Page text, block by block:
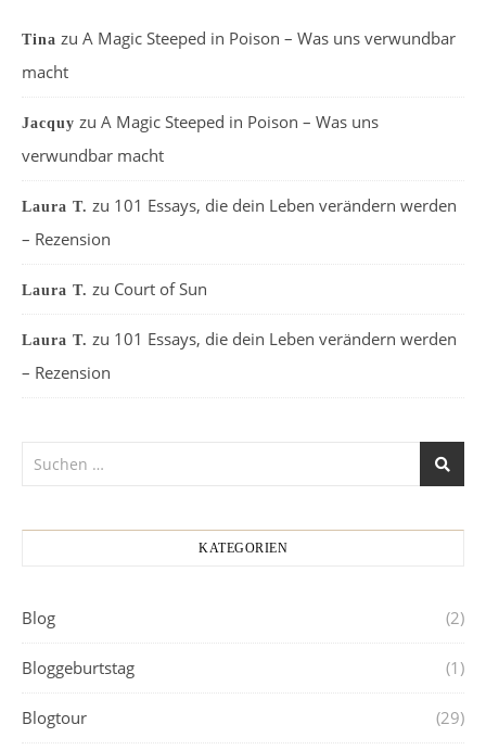
Tina zu A Magic Steeped in Poison – Was uns verwundbar
macht
Jacquy zu A Magic Steeped in Poison – Was uns
verwundbar macht
Laura T. zu 101 Essays, die dein Leben verändern werden
– Rezension
Laura T. zu Court of Sun
Laura T. zu 101 Essays, die dein Leben verändern werden
– Rezension
KATEGORIEN
Blog (2)
Bloggeburtstag (1)
Blogtour (29)